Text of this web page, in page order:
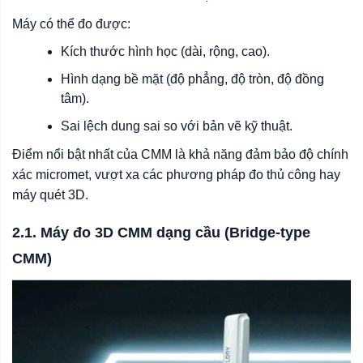
Máy có thể đo được:
Kích thước hình học (dài, rộng, cao).
Hình dạng bề mặt (độ phẳng, độ tròn, độ đồng
tâm).
Sai lệch dung sai so với bản vẽ kỹ thuật.
Điểm nổi bật nhất của CMM là khả năng đảm bảo độ chính
xác micromet, vượt xa các phương pháp đo thủ công hay
máy quét 3D.
2.1. Máy đo 3D CMM dạng cầu (Bridge-type
CMM)